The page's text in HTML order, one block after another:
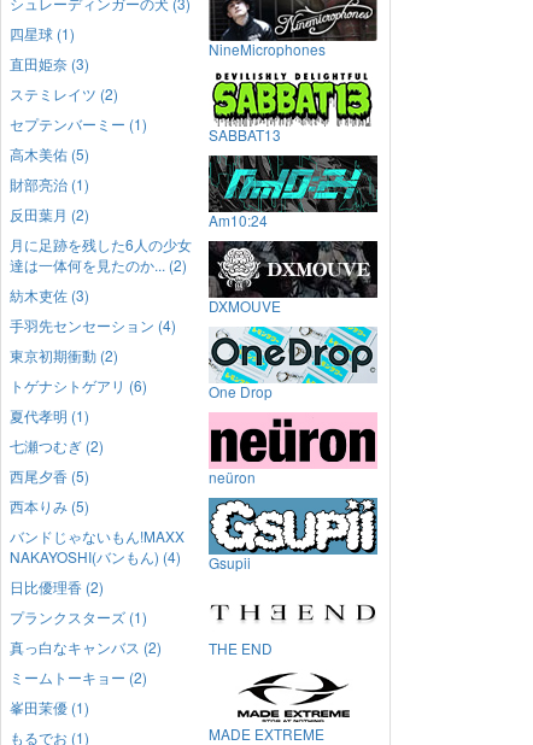
四星球 (1)
直田姫奈 (3)
ステミレイツ (2)
セプテンバーミー (1)
高木美佑 (5)
財部亮治 (1)
反田葉月 (2)
月に足跡を残した6人の少女
達は一体何を見たのか... (2)
紡木吏佐 (3)
手羽先センセーション (4)
東京初期衝動 (2)
トゲナシトゲアリ (6)
夏代孝明 (1)
七瀬つむぎ (2)
西尾夕香 (5)
西本りみ (5)
バンドじゃないもん!MAXX
NAKAYOSHI(バンもん) (4)
日比優理香 (2)
プランクスターズ (1)
真っ白なキャンバス (2)
ミームトーキョー (2)
峯田茉優 (1)
もるでお (1)
NineMicrophones
SABBAT13
Am10:24
DXMOUVE
One Drop
neüron
Gsupii
THE END
MADE EXTREME